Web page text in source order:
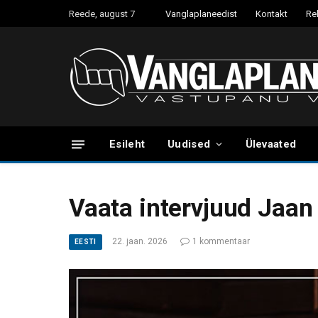
Reede, august 7 Vanglaplaneedist Kontakt
Esileht Uudised Ülevaated
Vaata intervjuud
EESTI 22. jaan. 2026 1 kommentaar